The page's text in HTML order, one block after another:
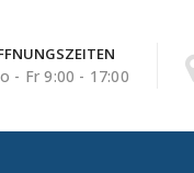
- Fr 9:00 - 17:00